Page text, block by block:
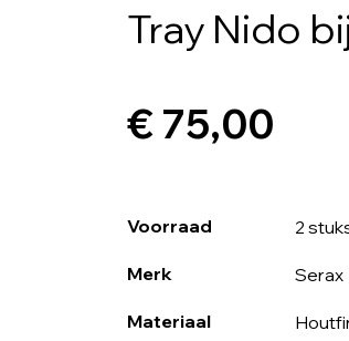
Tray Nido
€ 75,00
Voorraad 2
Merk Serax
Materiaal